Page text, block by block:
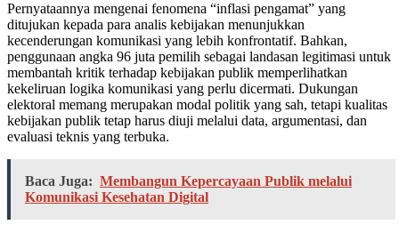
Pernyataannya mengenai fenomena “inflasi pengamat” yang
ditujukan kepada para analis kebijakan menunjukkan
kecenderungan komunikasi yang lebih konfrontatif. Bahkan,
penggunaan angka 96 juta pemilih sebagai landasan legitimasi untuk
membantah kritik terhadap kebijakan publik memperlihatkan
kekeliruan logika komunikasi yang perlu dicermati. Dukungan
elektoral memang merupakan modal politik yang sah, tetapi kualitas
kebijakan publik tetap harus diuji melalui data, argumentasi, dan
evaluasi teknis yang terbuka.
Baca Juga: Membangun Kepercayaan Publik melalui
Komunikasi Kesehatan Digital